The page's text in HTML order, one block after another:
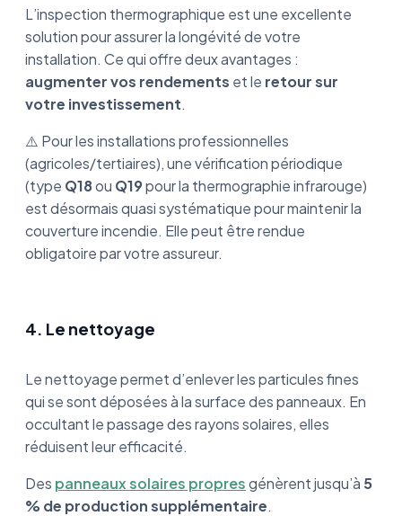
L’inspection thermographique est une excellente
solution pour assurer la longévité de votre
installation. Ce qui offre deux avantages :
augmenter vos rendements et le retour sur
votre investissement.
⚠️ Pour les installations professionnelles
(agricoles/tertiaires), une vérification périodique
(type Q18ou Q19pour la thermographie infrarouge)
est désormais quasi systématique pour maintenir la
couverture incendie. Elle peut être rendue
obligatoire par votre assureur.
4. Le nettoyage
Le nettoyage permet d’enlever les particules fines
qui se sont déposées à la surface des panneaux. En
occultant le passage des rayons solaires, elles
réduisent leur efficacité.
Des panneaux solaires propresgénèrent jusqu’à 5
% de production supplémentaire.